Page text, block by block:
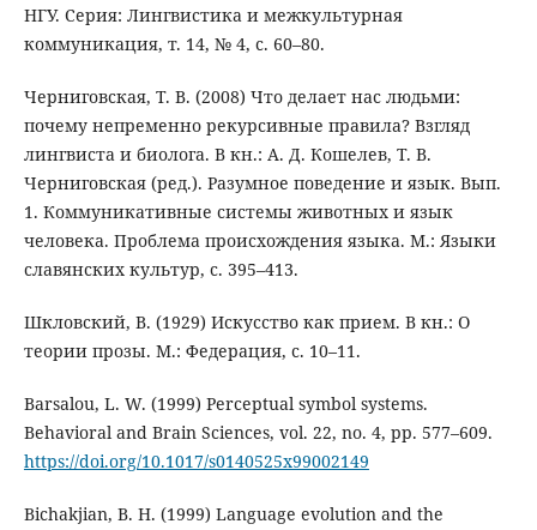
НГУ. Серия: Лингвистика и межкультурная
коммуникация, т. 14, № 4, с. 60–80.
Черниговская, Т. В. (2008) Что делает нас людьми:
почему непременно рекурсивные правила? Взгляд
лингвиста и биолога. В кн.: А. Д. Кошелев, Т. В.
Черниговская (ред.). Разумное поведение и язык. Вып.
1. Коммуникативные системы животных и язык
человека. Проблема происхождения языка. М.: Языки
славянских культур, с. 395–413.
Шкловский, В. (1929) Искусство как прием. В кн.: О
теории прозы. М.: Федерация, с. 10–11.
Barsalou, L. W. (1999) Perceptual symbol systems.
Behavioral and Brain Sciences, vol. 22, no. 4, pp. 577–609.
https://doi.org/10.1017/s0140525x99002149
Bichakjian, B. H. (1999) Language evolution and the